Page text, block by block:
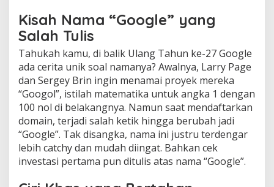
Kisah Nama “Google” yang
Salah Tulis
Tahukah kamu, di balik Ulang Tahun ke-27 Google
ada cerita unik soal namanya? Awalnya, Larry Page
dan Sergey Brin ingin menamai proyek mereka
“Googol”, istilah matematika untuk angka 1 dengan
100 nol di belakangnya. Namun saat mendaftarkan
domain, terjadi salah ketik hingga berubah jadi
“Google”. Tak disangka, nama ini justru terdengar
lebih catchy dan mudah diingat. Bahkan cek
investasi pertama pun ditulis atas nama “Google”.